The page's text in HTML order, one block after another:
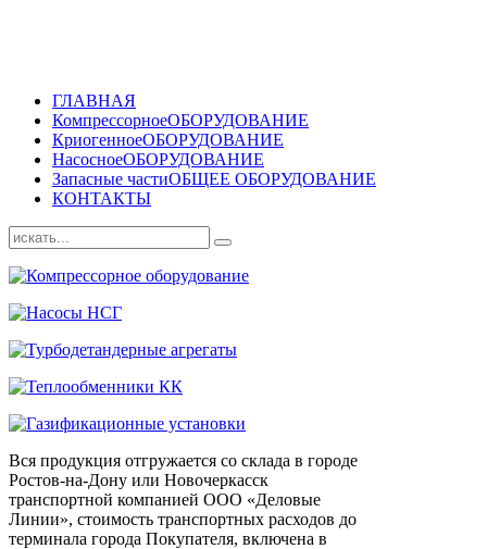
ГЛАВНАЯ
КомпрессорноеОБОРУДОВАНИЕ
КриогенноеОБОРУДОВАНИЕ
НасосноеОБОРУДОВАНИЕ
Запасные частиОБЩЕЕ ОБОРУДОВАНИЕ
КОНТАКТЫ
Вся продукция отгружается со склада в городе
Ростов-на-Дону или Новочеркасск
транспортной компанией ООО «Деловые
Линии», стоимость транспортных расходов до
терминала города Покупателя, включена в